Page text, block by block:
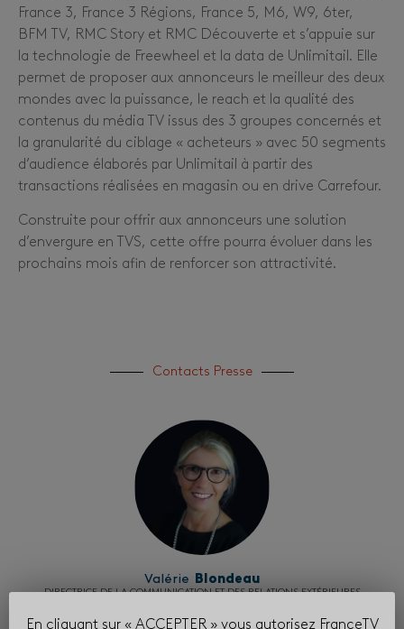
France 3, France 3 Régions, France 5, M6, W9, 6ter,
BFM TV, RMC Story et RMC Découverte et s’appuie sur
la technologie de Freewheel et la data de Unlimitail. Elle
permet de proposer aux annonceurs le meilleur des deux
mondes avec la puissance, le reach et la qualité des
contenus du média TV issus des 3 groupes concernés et
la granularité du ciblage « acheteurs » avec 50 segments
d’audience élaborés par Unlimitail à partir des
transactions réalisées en magasin ou en drive Carrefour.
Construite pour offrir aux annonceurs une solution
d’envergure en TVS, cette offre pourra évoluer dans les
prochains mois afin de renforcer son attractivité.
Contacts Presse
Valérie Blondeau
DIRECTRICE DE LA COMMUNICATION ET DES RELATIONS EXTÉRIEURES
En cliquant sur « ACCEPTER » vous autorisez FranceTV